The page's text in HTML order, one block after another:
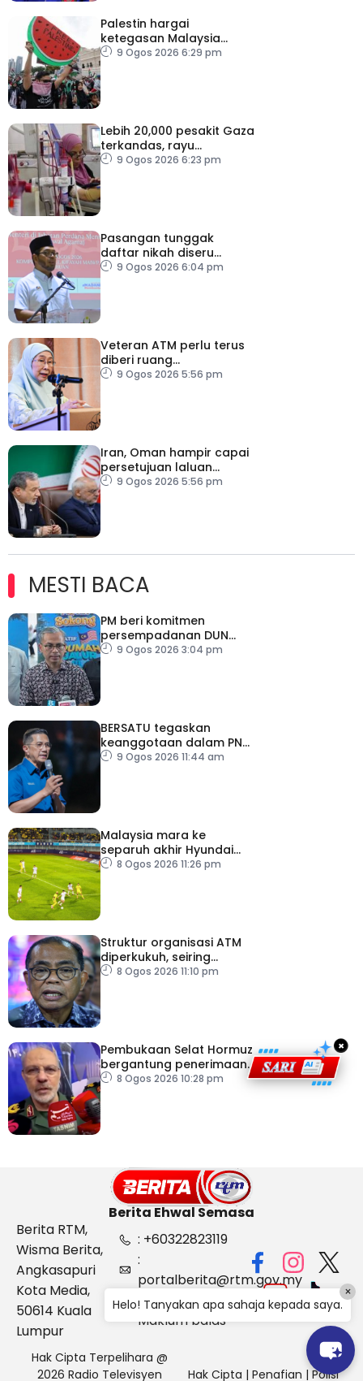
Palestin hargai
ketegasan Malaysia
halang laluan transit ke
9 Ogos 2026 6:29 pm
Lebih 20,000 pesakit Gaza
terkandas, rayu
pemindahan segera
9 Ogos 2026 6:23 pm
Pasangan tunggak
daftar nikah diseru
dapatkan khidmat
9 Ogos 2026 6:04 pm
Veteran ATM perlu terus
diberi ruang
menyumbang kepada
9 Ogos 2026 5:56 pm
Iran, Oman hampir capai
persetujuan laluan
perkapalan sementara
9 Ogos 2026 5:56 pm
MESTI BACA
PM beri komitmen
persempadanan DUN
Sarawak, minta laporan
9 Ogos 2026 3:04 pm
BERSATU tegaskan
keanggotaan dalam PN
masih sah
9 Ogos 2026 11:44 am
Malaysia mara ke
separuh akhir Hyundai
ASEAN Cup
8 Ogos 2026 11:26 pm
Struktur organisasi ATM
diperkukuh, seiring
pemodenan aset
8 Ogos 2026 11:10 pm
Pembukaan Selat Hormuz
bergantung penerimaan
AS – IRGC
8 Ogos 2026 10:28 pm
×
Berita Ehwal Semasa
Berita RTM,
Wisma Berita,
Angkasapuri
Kota Media,
50614 Kuala
Lumpur
: +60322823119
:
portalberita@rtm.gov.my
: Aduan &
Maklum balas
Hak Cipta Terpelihara @
2026 Radio Televisyen
Hak Cipta | Penafian | Polisi
Helo! Tanyakan apa sahaja kepada saya.
×